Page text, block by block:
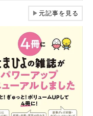
▶元記事を見る